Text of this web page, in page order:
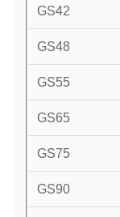
GS42
GS48
GS55
GS65
GS75
GS90